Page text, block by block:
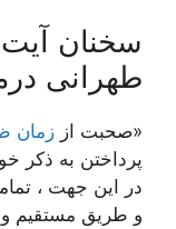
سخنان
طهرانی
«صحبت از زمان
پرداختن به ذکر
در این جهت ،
و طریق مستقیم و